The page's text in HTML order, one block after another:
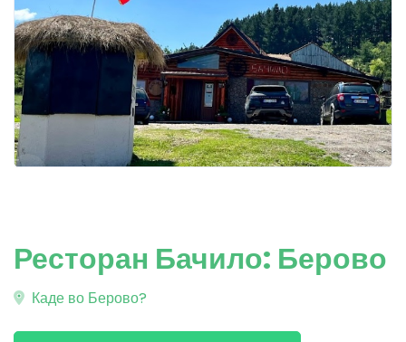
Ресторан Бачило: Берово
Каде во Берово?